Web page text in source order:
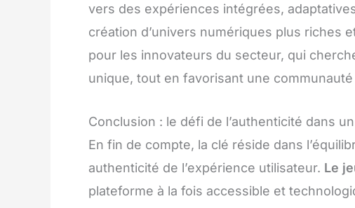
vers des expériences intégrées,
création d’univers numériques plus riches
pour les innovateurs du secteur, qui
unique, tout en favorisant une
Conclusion : le défi de l’authenticité dans
En fin de compte, la clé réside dans
authenticité de l’expérience utilisateur. Le
plateforme à la fois accessible et